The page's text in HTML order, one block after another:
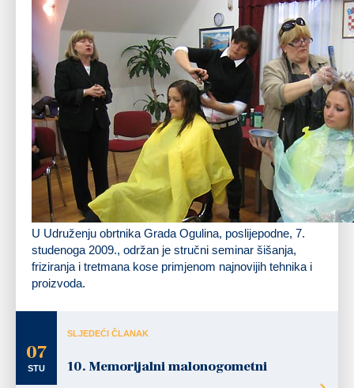
U Udruženju obrtnika Grada Ogulina, poslijepodne, 7.
studenoga 2009., održan je stručni seminar šišanja,
friziranja i tretmana kose primjenom najnovijih tehnika i
proizvoda.
07
STU
SLJEDEĆI ČLANAK
10. Memorijalni malonogometni